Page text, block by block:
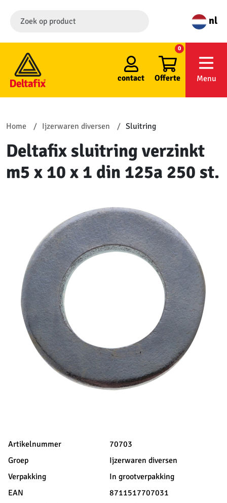
nl
contact Offerte
0
Menu
Home Ijzerwaren diversen Sluitring
Deltafix sluitring verzinkt
m5 x 10 x 1 din 125a 250 st.
Artikelnummer
70703
Groep
Ijzerwaren diversen
Verpakking
In grootverpakking
EAN
8711517707031